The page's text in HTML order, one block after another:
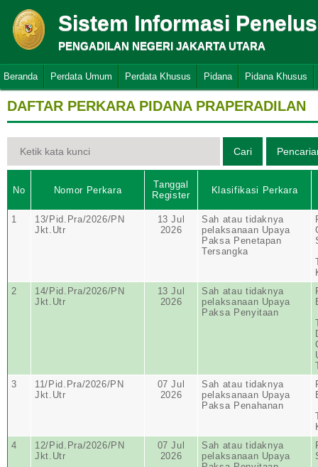
Sistem Informasi
PENGADILAN NEGERI JAKARTA UTARA
Beranda Perdata Umum Perdata Khusus Pidana Pidana Khusus
DAFTAR PERKARA PIDANA PRAPERADILAN
No Nomor Perkara
Tanggal
Register
Klasifikasi Perkara
1
13/Pid.Pra/2026/PN
Jkt.Utr
13 Jul
2026
Sah atau tidaknya
pelaksanaan Upaya
Paksa Penetapan
Tersangka
2
14/Pid.Pra/2026/PN
Jkt.Utr
13 Jul
2026
Sah atau tidaknya
pelaksanaan Upaya
Paksa Penyitaan
3
11/Pid.Pra/2026/PN
Jkt.Utr
07 Jul
2026
Sah atau tidaknya
pelaksanaan Upaya
Paksa Penahanan
4
12/Pid.Pra/2026/PN
Jkt.Utr
07 Jul
2026
Sah atau tidaknya
pelaksanaan Upaya